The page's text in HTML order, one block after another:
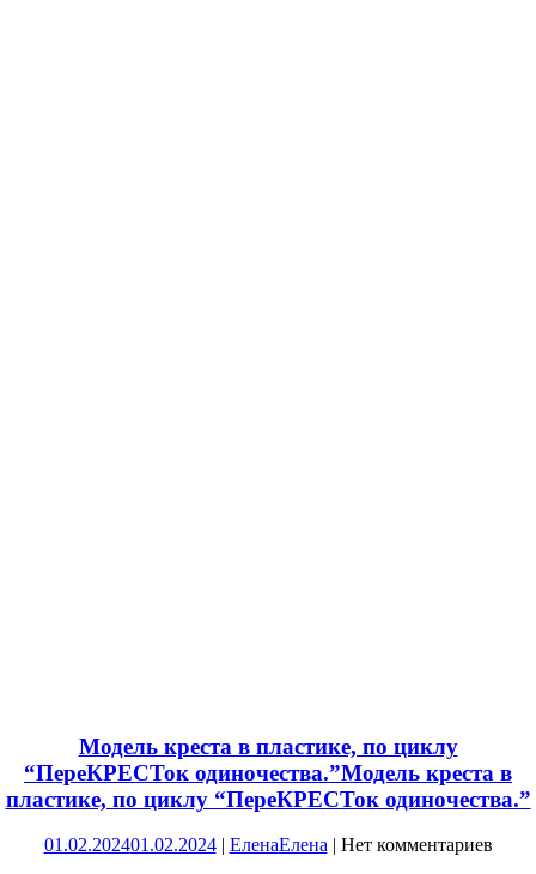
Модель креста в пластике, по циклу
“ПереКРЕСТок одиночества.”Модель креста в
пластике, по циклу “ПереКРЕСТок одиночества.”
01.02.202401.02.2024 | ЕленаЕлена | Нет комментариев